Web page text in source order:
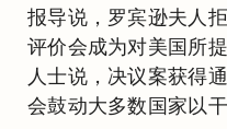
报导说，罗宾逊夫人
评价会成为对美国所
人士说，决议案获得
会鼓动大多数国家以